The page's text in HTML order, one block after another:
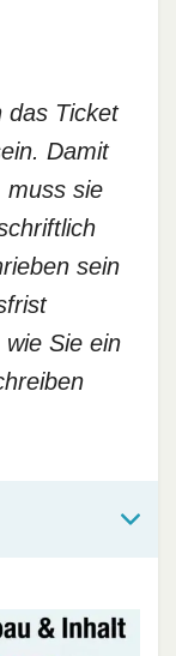
das Ticket
Damit
muss sie
sein
Sie ein